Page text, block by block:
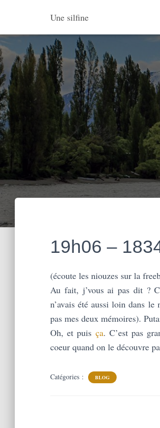
Une silfine
19h06 –
(écoute les niouzes sur la
Au fait, j’vous ai pas dit ?
n’avais été aussi loin dans
pas mes deux mémoires).
Oh, et puis ça. C’est pas
coeur quand on le découvre
Catégories : BLOG